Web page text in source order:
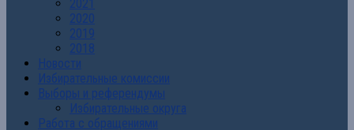
2021
2020
2019
2018
Новости
Избирательные комиссии
Выборы и референдумы
Избирательные округа
Работа с обращениями